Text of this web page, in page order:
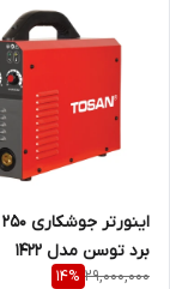
برد توسن مدل 1422
29,000,000
14%